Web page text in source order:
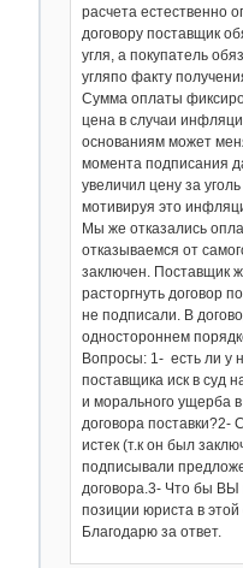
расчета естественно
договору поставщик
угля, а покупатель
угляпо факту
Сумма оплаты
цена в случаи
основаниям может
момента подписания
увеличил цену за
мотивируя это
Мы же отказались
отказываемся от
заключен. Поставщик
расторгнуть договор
не подписали. В
одностороннем
Вопросы: 1- есть ли у
поставщика иск в суд
и морального ущерба
договора поставки?2-
истек (т.к он был
подписывали
договора.3- Что бы ВЫ
позиции юриста в этой
Благодарю за ответ.